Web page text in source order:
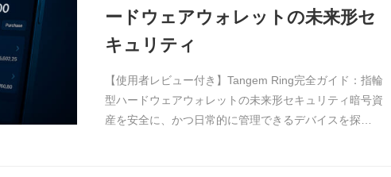
ードウェアウォレットの未来形セ
キュリティ
【使用者レビュー付き】Tangem Ring完全ガイド：指輪
型ハードウェアウォレットの未来形セキュリティ暗号資
産を安全に、かつ日常的に管理できるデバイスを探…